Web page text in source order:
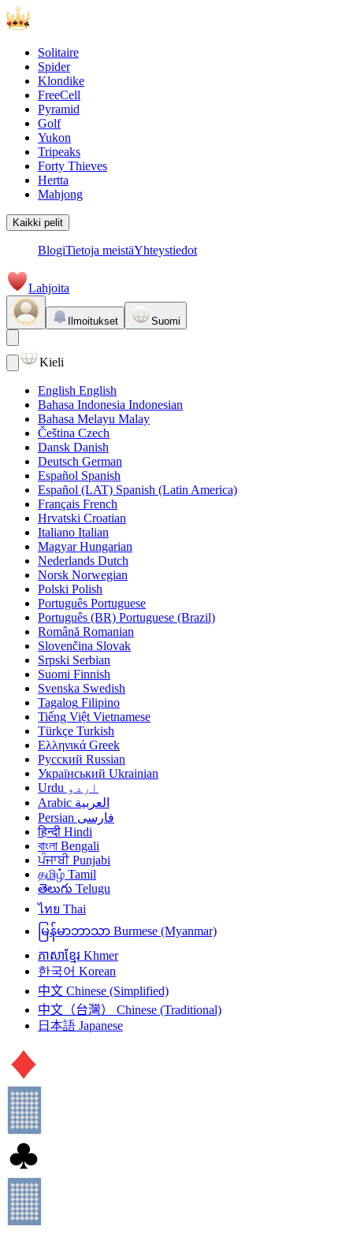
Solitaire
Spider
Klondike
FreeCell
Pyramid
Golf
Yukon
Tripeaks
Forty Thieves
Hertta
Mahjong
Kaikki pelit
BlogiTietoja meistäYhteystiedot
Lahjoita
Ilmoitukset Suomi
Kieli
English English
Bahasa Indonesia Indonesian
Bahasa Melayu Malay
Čeština Czech
Dansk Danish
Deutsch German
Español Spanish
Español (LAT) Spanish (Latin America)
Français French
Hrvatski Croatian
Italiano Italian
Magyar Hungarian
Nederlands Dutch
Norsk Norwegian
Polski Polish
Português Portuguese
Português (BR) Portuguese (Brazil)
Română Romanian
Slovenčina Slovak
Srpski Serbian
Suomi Finnish
Svenska Swedish
Tagalog Filipino
Tiếng Việt Vietnamese
Türkçe Turkish
Ελληνικά Greek
Русский Russian
Український Ukrainian
اردو Urdu
العربية Arabic
فارسی Persian
हिन्दी Hindi
বাংলা Bengali
ਪੰਜਾਬੀ Punjabi
தமிழ் Tamil
తెలుగు Telugu
ไทย Thai
မြန်မာဘာသာ Burmese (Myanmar)
ភាសាខ្មែរ Khmer
한국어 Korean
中文 Chinese (Simplified)
中文（台灣）
Chinese (Traditional)
日本語 Japanese